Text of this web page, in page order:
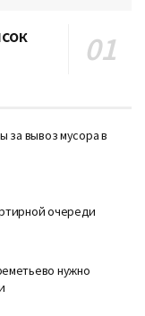
за вывоз мусора в
очереди
нужно